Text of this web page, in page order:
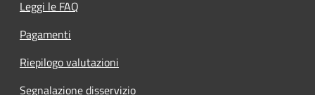
Leggi le FAQ
Pagamenti
Riepilogo valutazioni
Segnalazione disservizio